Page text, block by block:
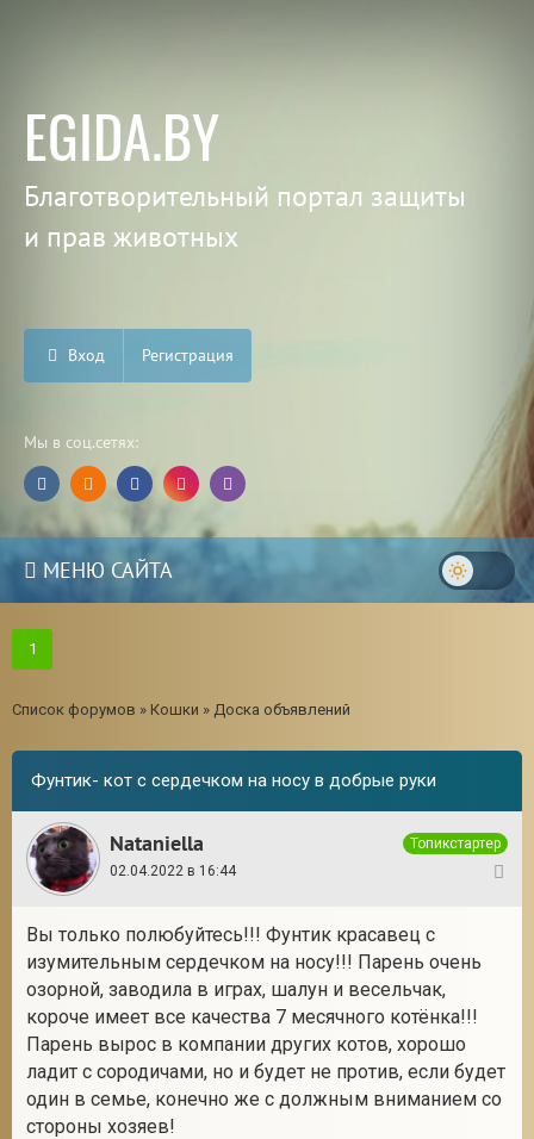
EGIDA.BY
Благотворительный портал защиты
и прав животных
Вход Регистрация
Мы в соц.сетях:
МЕНЮ САЙТА
1
Список форумов » Кошки » Доска объявлений
Фунтик- кот с сердечком на носу в добрые руки
Nataniella
Топикстартер
02.04.2022 в 16:44
Вы только полюбуйтесь!!! Фунтик красавец с
изумительным сердечком на носу!!! Парень очень
озорной, заводила в играх, шалун и весельчак,
короче имеет все качества 7 месячного котёнка!!!
Парень вырос в компании других котов, хорошо
ладит с сородичами, но и будет не против, если будет
один в семье, конечно же с должным вниманием со
стороны хозяев!